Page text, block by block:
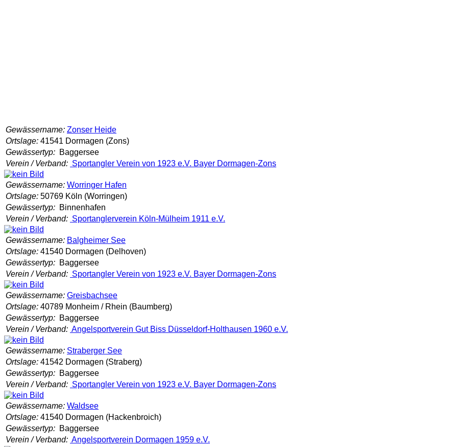
Gewässername: Zonser Heide
Ortslage: 41541 Dormagen (Zons)
Gewässertyp: Baggersee
Verein / Verband: Sportangler Verein von 1923 e.V. Bayer Dormagen-Zons
Gewässername: Worringer Hafen
Ortslage: 50769 Köln (Worringen)
Gewässertyp: Binnenhafen
Verein / Verband: Sportanglerverein Köln-Mülheim 1911 e.V.
Gewässername: Balgheimer See
Ortslage: 41540 Dormagen (Delhoven)
Gewässertyp: Baggersee
Verein / Verband: Sportangler Verein von 1923 e.V. Bayer Dormagen-Zons
Gewässername: Greisbachsee
Ortslage: 40789 Monheim / Rhein (Baumberg)
Gewässertyp: Baggersee
Verein / Verband: Angelsportverein Gut Biss Düsseldorf-Holthausen 1960 e.V.
Gewässername: Straberger See
Ortslage: 41542 Dormagen (Straberg)
Gewässertyp: Baggersee
Verein / Verband: Sportangler Verein von 1923 e.V. Bayer Dormagen-Zons
Gewässername: Waldsee
Ortslage: 41540 Dormagen (Hackenbroich)
Gewässertyp: Baggersee
Verein / Verband: Angelsportverein Dormagen 1959 e.V.